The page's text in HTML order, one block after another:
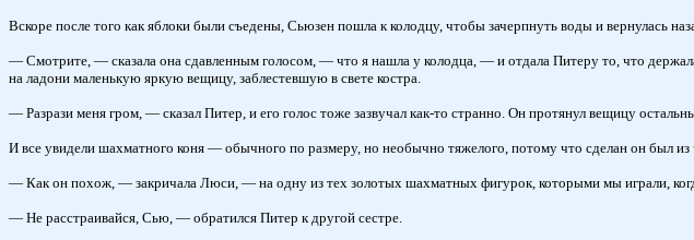
Вскоре после того как яблоки были съедены, Сьюзен пошла к колодцу, чтобы зачерпнуть воды и вернулась
— Смотрите, — сказала она сдавленным голосом, — что я нашла у колодца, — и отдала Питеру то, что
на ладони маленькую яркую вещицу, заблестевшую в свете костра.
— Разрази меня гром, — сказал Питер, и его голос тоже зазвучал как-то странно. Он протянул вещицу
И все увидели шахматного коня — обычного по размеру, но необычно тяжелого, потому что сделан он был
— Как он похож, — закричала Люси, — на одну из тех золотых шахматных фигурок, которыми мы играли,
— Не расстраивайся, Сью, — обратился Питер к другой сестре.